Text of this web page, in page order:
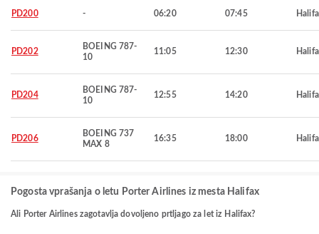
PD200 - 06:20 07:45
PD202
BOEING 787-
10
11:05 12:30
PD204
BOEING 787-
10
12:55 14:20
PD206
BOEING 737
MAX 8
16:35 18:00
Pogosta vprašanja o letu Porter Airlines iz mesta Halifax
Ali Porter Airlines zagotavlja dovoljeno prtljago za let iz Halifax?